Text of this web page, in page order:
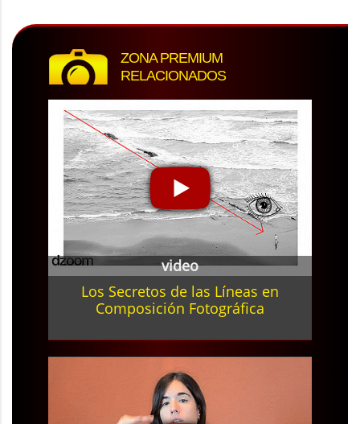
ZONA PREMIUM
RELACIONADOS
video
Los Secretos de las Líneas en
Composición Fotográfica